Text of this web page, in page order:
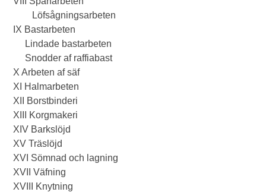
Löfsågningsarbeten
IX Bastarbeten
Lindade bastarbeten
Snodder af raffiabast
X Arbeten af säf
XI Halmarbeten
XII Borstbinderi
XIII Korgmakeri
XIV Barkslöjd
XV Träslöjd
XVI Sömnad och lagning
XVII Väfning
XVIII Knytning